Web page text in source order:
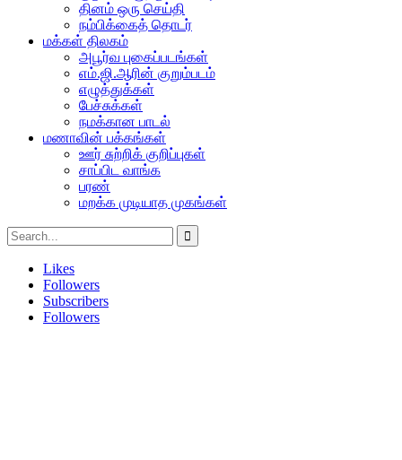
தினம் ஒரு செய்தி
நம்பிக்கைத் தொடர்
மக்கள் திலகம்
அபூர்வ புகைப்படங்கள்
எம்.ஜி.ஆரின் குறும்படம்
எழுத்துக்கள்
பேச்சுக்கள்
நமக்கான பாடல்
மணாவின் பக்கங்கள்
ஊர் சுற்றிக் குறிப்புகள்
சாப்பிட வாங்க
பரண்
மறக்க முடியாத முகங்கள்
Likes
Followers
Subscribers
Followers